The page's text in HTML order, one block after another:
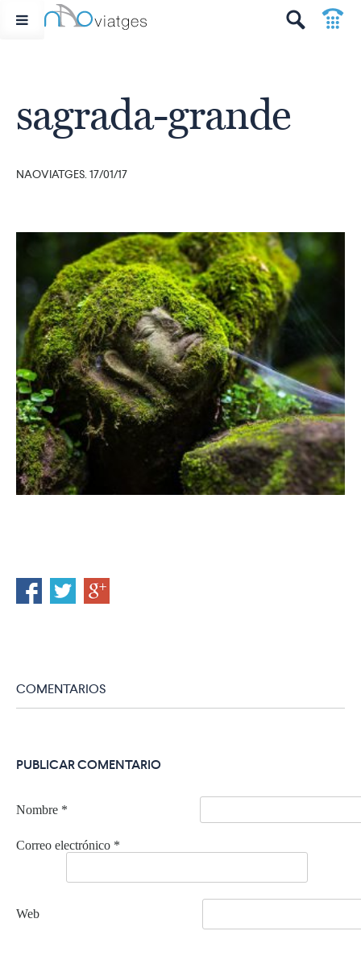
sagrada-grande
NAOVIATGES. 17/01/17
COMENTARIOS
PUBLICAR COMENTARIO
Nombre *
Correo electrónico *
Web
t
p